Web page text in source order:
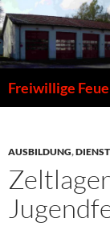
Zum
Inhalt
springen
Freiwillige
AUSBILDUNG,